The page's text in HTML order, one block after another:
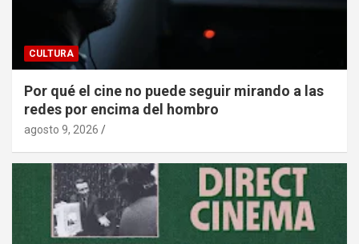
CULTURA
Por qué el cine no puede seguir mirando a las
redes por encima del hombro
agosto 9, 2026